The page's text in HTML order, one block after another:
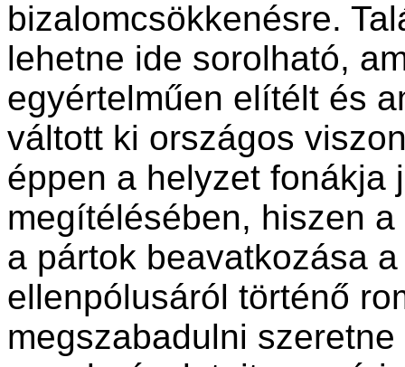
bizalomcsökkenésre.
lehetne ide sorolható,
egyértelműen elítélt és
váltott ki országos
éppen a helyzet fonákja
megítélésében, hiszen
a pártok beavatkozása
ellenpólusáról történő
megszabadulni